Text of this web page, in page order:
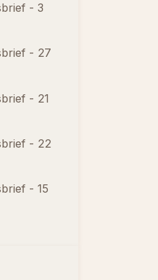
- 3
- 27
- 21
- 22
- 15